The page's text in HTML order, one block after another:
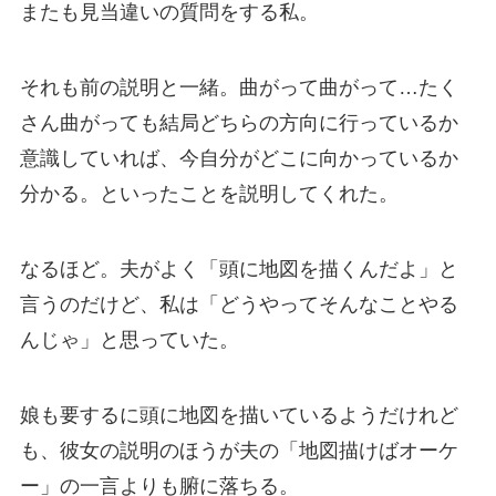
またも見当違いの質問をする私。
それも前の説明と一緒。曲がって曲がって…たく
さん曲がっても結局どちらの方向に行っているか
意識していれば、今自分がどこに向かっているか
分かる。といったことを説明してくれた。
なるほど。夫がよく「頭に地図を描くんだよ」と
言うのだけど、私は「どうやってそんなことやる
んじゃ」と思っていた。
娘も要するに頭に地図を描いているようだけれど
も、彼女の説明のほうが夫の「地図描けばオーケ
ー」の一言よりも腑に落ちる。